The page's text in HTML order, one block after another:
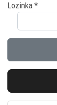
Lozinka *